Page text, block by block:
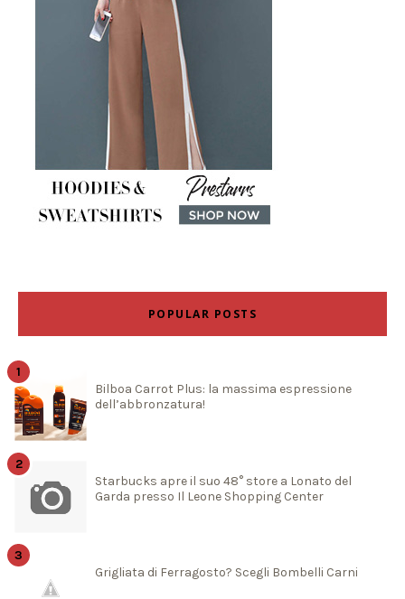
POPULAR POSTS
Bilboa Carrot Plus: la massima espressione
dell’abbronzatura!
Starbucks apre il suo 48° store a Lonato del
Garda presso Il Leone Shopping Center
Grigliata di Ferragosto? Scegli Bombelli Carni